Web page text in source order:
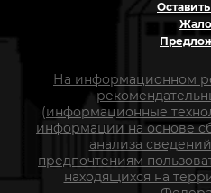
На информационном
(информационные
информации на основе
анализа
предпочтениям
находящихся на